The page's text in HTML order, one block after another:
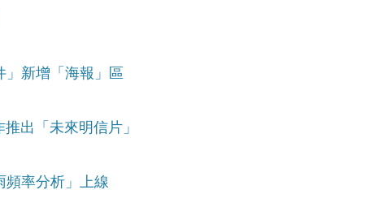
」新增「海報」區
出「未來明信片」
頻率分析」上線